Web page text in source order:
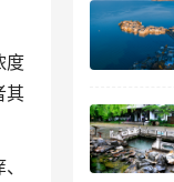
度
其